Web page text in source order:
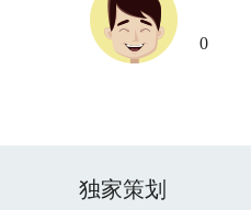
0
独家策划